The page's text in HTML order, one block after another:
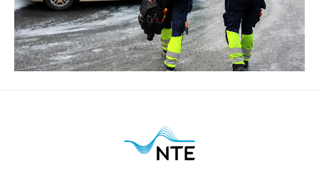
Les om salget og overgangen